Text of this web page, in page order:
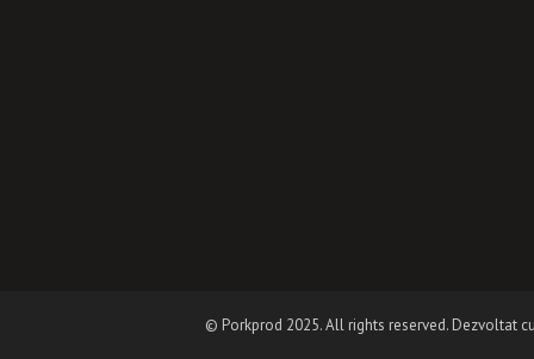
© Porkprod 2025. All rights reserved. Dezvoltat cu